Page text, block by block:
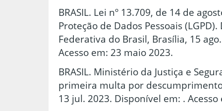
BRASIL. Lei nº 13.709, de 14 de
Proteção de Dados Pessoais
Federativa do Brasil, Brasília, 15
Acesso em: 23 maio 2023.
BRASIL. Ministério da Justiça e
primeira multa por descumprimento
13 jul. 2023. Disponível em: .